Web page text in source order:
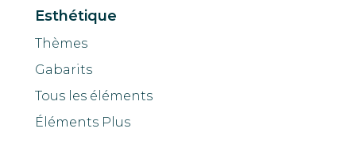
Esthétique
Thèmes
Gabarits
Tous les éléments
Éléments Plus